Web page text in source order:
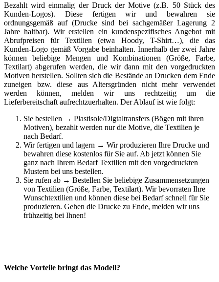
Bezahlt wird einmalig der Druck der Motive (z.B. 50 Stück des
Kunden-Logos). Diese fertigen wir und bewahren sie
ordnungsgemäß auf (Drucke sind bei sachgemäßer Lagerung 2
Jahre haltbar). Wir erstellen ein kundenspezifisches Angebot mit
Abrufpreisen für Textilien (etwa Hoody, T-Shirt…), die das
Kunden-Logo gemäß Vorgabe beinhalten. Innerhalb der zwei Jahre
können beliebige Mengen und Kombinationen (Größe, Farbe,
Textilart) abgerufen werden, die wir dann mit den vorgedruckten
Motiven herstellen. Sollten sich die Bestände an Drucken dem Ende
zuneigen bzw. diese aus Altersgründen nicht mehr verwendet
werden können, melden wir uns rechtzeitig um die
Lieferbereitschaft aufrechtzuerhalten. Der Ablauf ist wie folgt:
Sie bestellen → Plastisole/Digtaltransfers (Bögen mit ihren
Motiven), bezahlt werden nur die Motive, die Textilien je
nach Bedarf.
Wir fertigen und lagern → Wir produzieren Ihre Drucke und
bewahren diese kostenlos für Sie auf. Ab jetzt können Sie
ganz nach Ihrem Bedarf Textilien mit den vorgedruckten
Mustern bei uns bestellen.
Sie rufen ab → Bestellen Sie beliebige Zusammensetzungen
von Textilien (Größe, Farbe, Textilart). Wir bevorraten Ihre
Wunschtextilien und können diese bei Bedarf schnell für Sie
produzieren. Gehen die Drucke zu Ende, melden wir uns
frühzeitig bei Ihnen!
Welche Vorteile bringt das Modell?